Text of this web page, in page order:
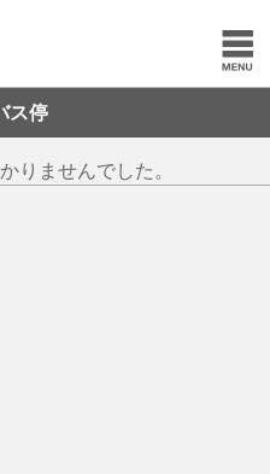
ス停
りませんでした。